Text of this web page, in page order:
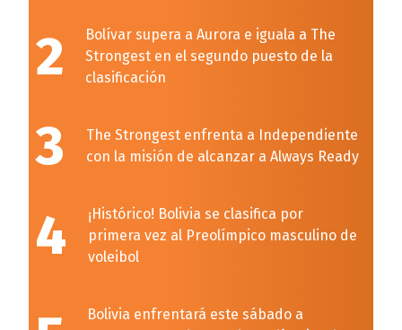
2
Bolívar supera a Aurora e iguala a The
Strongest en el segundo puesto de la
clasificación
3
The Strongest enfrenta a Independiente
con la misión de alcanzar a Always Ready
4
¡Histórico! Bolivia se clasifica por
primera vez al Preolímpico masculino de
voleibol
Bolivia enfrentará este sábado a